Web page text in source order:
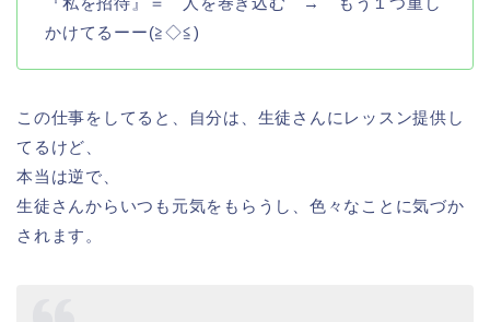
かけてるーー(≧◇≦)
この仕事をしてると、自分は、生徒さんにレッスン提供し
てるけど、
本当は逆で、
生徒さんからいつも元気をもらうし、色々なことに気づか
されます。